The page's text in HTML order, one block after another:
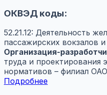
ОКВЭД коды:
52.21.12: Деятельность
пассажирских вокзалов
Организация-
труда и проектирования
нормативов – филиал
Подробнее